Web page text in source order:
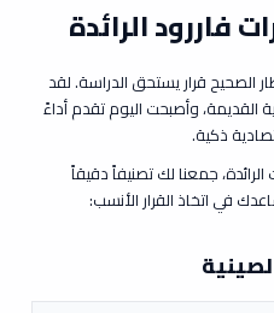
فاررود الرائدة
الصحيح قرار يستحق الدراسة. لقد
القديمة، وأصبحت اليوم تقدم أداءً
ذكية.
جمعنا لك تصنيفاً دقيقاً
في اتخاذ القرار الأنسب: